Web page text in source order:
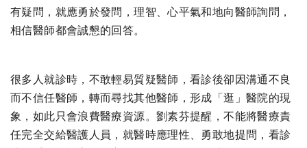
有疑問，就應勇於發問，理智、心平氣和地向醫師詢問，
相信醫師都會誠懇的回答。
很多人就診時，不敢輕易質疑醫師，看診後卻因溝通不良
而不信任醫師，轉而尋找其他醫師，形成「逛」醫院的現
象，如此只會浪費醫療資源。劉素芬提醒，不能將醫療責
任完全交給醫護人員，就醫時應理性、勇敢地提問，看診